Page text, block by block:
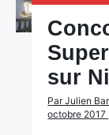
sur
Par Julien
octobre 2017